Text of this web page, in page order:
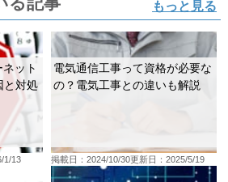
もっと見る
ット
と対処
1/13
電気通信工事って資格が必要な
の？電気工事との違いも解説
掲載日：2024/10/30更新日：2025/5/19